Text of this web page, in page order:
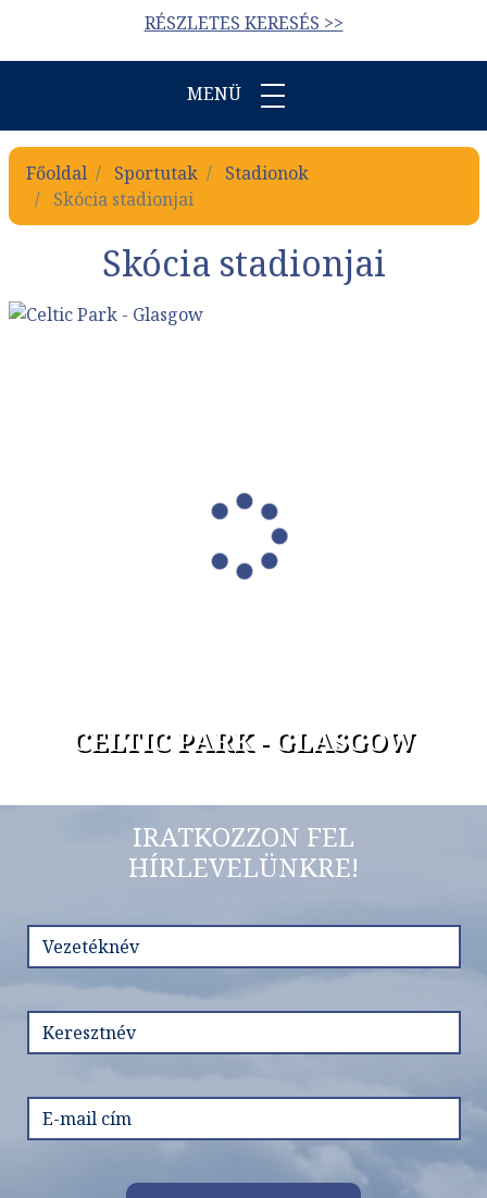
RÉSZLETES KERESÉS >>
MENÜ
Főoldal Sportutak
Stadionok
Skócia stadionjai
Skócia stadionjai
CELTIC PARK - GLASGOW
IRATKOZZON FEL
HÍRLEVELÜNKRE!